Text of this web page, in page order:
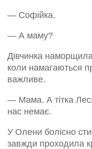
— Софійка.
— А маму?
Дівчинка
коли намагаються
важливе.
— Мама. А тітка
нас немає.
У Олени болісно
завжди проходила